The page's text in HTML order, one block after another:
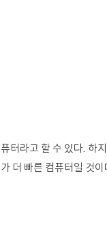
터라고 할 수 있다. 하
더 빠른 컴퓨터일 것이